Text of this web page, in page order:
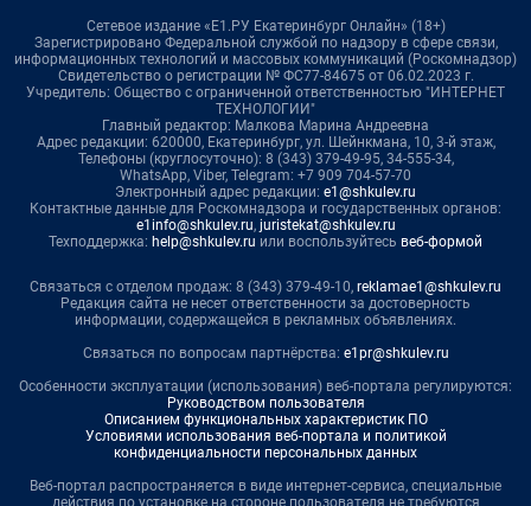
Сетевое издание «Е1.РУ Екатеринбург Онлайн» (18+)
Зарегистрировано Федеральной службой по надзору в сфере связи,
информационных технологий и массовых коммуникаций (Роскомнадзор)
Свидетельство о регистрации № ФС77-84675 от 06.02.2023 г.
Учредитель: Общество с ограниченной ответственностью "ИНТЕРНЕТ
ТЕХНОЛОГИИ"
Главный редактор: Малкова Марина Андреевна
Адрес редакции: 620000, Екатеринбург, ул. Шейнкмана, 10, 3-й этаж,
Телефоны (круглосуточно): 8 (343) 379-49-95, 34-555-34,
WhatsApp, Viber, Telegram: +7 909 704-57-70
Электронный адрес редакции: e1@shkulev.ru
Контактные данные для Роскомнадзора и государственных органов:
e1info@shkulev.ru, juristekat@shkulev.ru
Техподдержка: help@shkulev.ru или воспользуйтесь веб-формой
Связаться с отделом продаж: 8 (343) 379-49-10, reklamae1@shkulev.ru
Редакция сайта не несет ответственности за достоверность
информации, содержащейся в рекламных объявлениях.
Связаться по вопросам партнёрства: e1pr@shkulev.ru
Особенности эксплуатации (использования) веб-портала регулируются:
Руководством пользователя
Описанием функциональных характеристик ПО
Условиями использования веб-портала и политикой
конфиденциальности персональных данных
Веб-портал распространяется в виде интернет-сервиса, специальные
действия по установке на стороне пользователя не требуются